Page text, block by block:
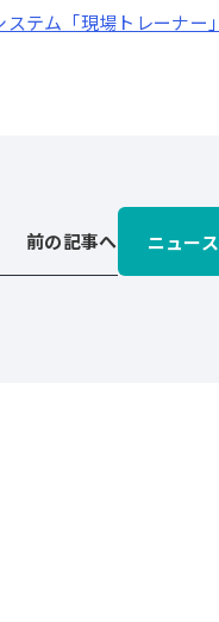
ステム「現場トレーナー
前の記事へ ニュー